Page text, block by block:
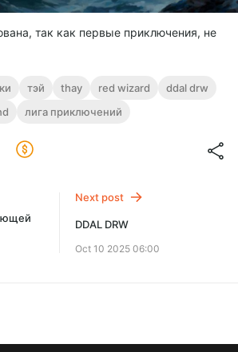
так как первые приключения, не
тэй thay red wizard
ddal drw
лига приключений
Next post
DDAL DRW
Oct 10 2025 06:00